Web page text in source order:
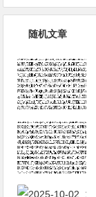
随机文章